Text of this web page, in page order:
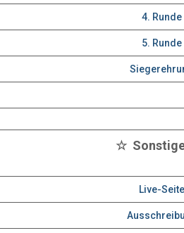
4. Runde
5. Runde
☆
Live-Seite